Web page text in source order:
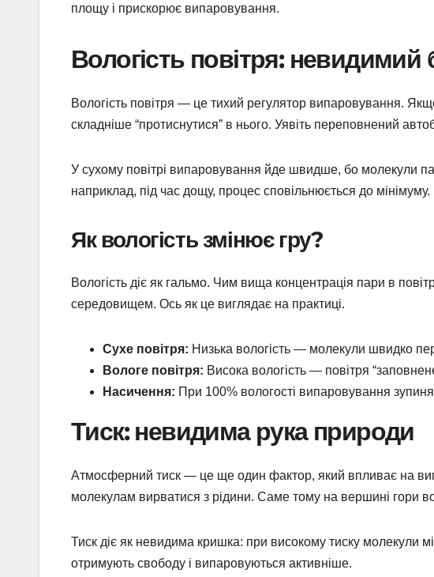
площу і прискорює випаровування.
Вологість повітря: невидимий
Вологість повітря — це тихий регулятор випаровування.
складніше “протиснутися” в нього. Уявіть переповнений
У сухому повітрі випаровування йде швидше, бо молекули
наприклад, під час дощу, процес сповільнюється до мінімуму.
Як вологість змінює гру?
Вологість діє як гальмо. Чим вища концентрація пари в
середовищем. Ось як це виглядає на практиці.
Сухе повітря: Низька вологість — молекули швидко
Вологе повітря: Висока вологість — повітря
Насичення: При 100% вологості випаровування
Тиск: невидима рука природи
Атмосферний тиск — це ще один фактор, який впливає на
молекулам вирватися з рідини. Саме тому на вершині гори
Тиск діє як невидима кришка: при високому тиску молекули
отримують свободу і випаровуються активніше.